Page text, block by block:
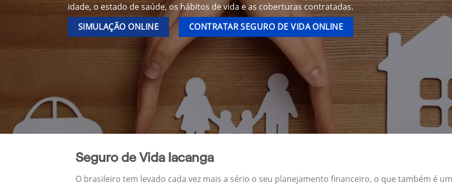
idade, o estado de saúde, os hábitos de vida e as coberturas contratadas.
SIMULAÇÃO ONLINE
CONTRATAR SEGURO DE VIDA ONLINE
Seguro de Vida Iacanga
O brasileiro tem levado cada vez mais a sério o seu planejamento financeiro, o que também é